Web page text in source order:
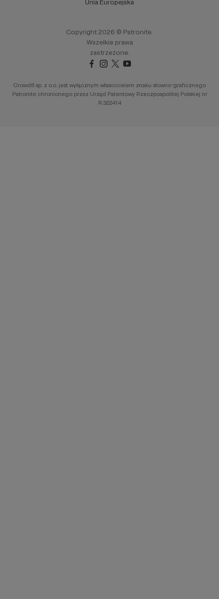
Unia Europejska
Copyright 2026 © Patronite.
Wszelkie prawa
zastrzeżone.
Crowd8 sp. z o.o. jest wyłącznym właścicielem znaku słowno-graficznego
Patronite chronionego przez Urząd Patentowy Rzeczpospolitej Polskiej nr
R.322414